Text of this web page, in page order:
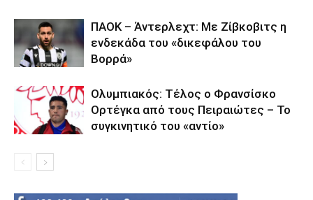
ΠΑΟΚ – Άντερλεχτ: Με Ζίβκοβιτς η
ενδεκάδα του «δικεφάλου του
Βορρά»
Ολυμπιακός: Τέλος ο Φρανσίσκο
Ορτέγκα από τους Πειραιώτες – Το
συγκινητικό του «αντίο»